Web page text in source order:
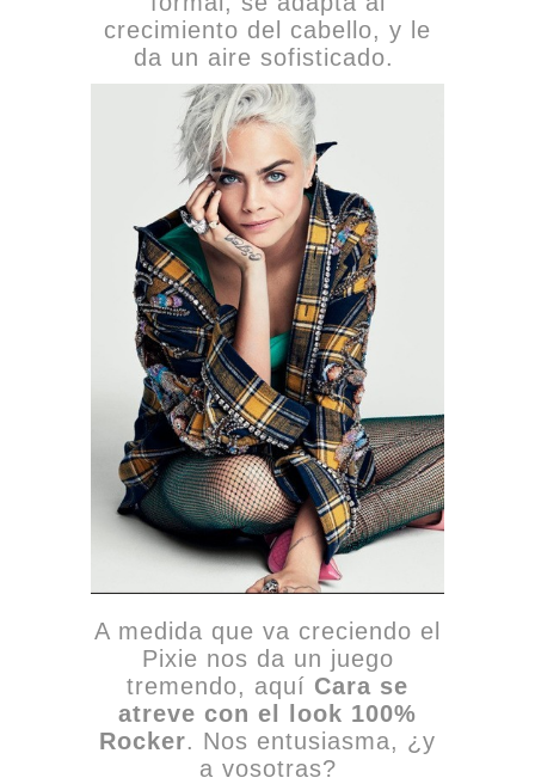
crecimiento del cabello, y le
da un aire sofisticado.
A medida que va creciendo el
Pixie nos da un juego
tremendo, aquí Cara se
atreve con el look 100%
Rocker. Nos entusiasma, ¿y
a vosotras?